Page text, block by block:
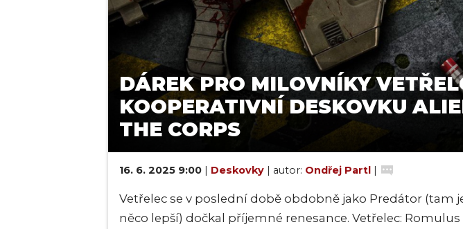
DÁREK PRO MILOVNÍKY
KOOPERATIVNÍ DESKOVKU
THE CORPS
16. 6. 2025 9:00 | Deskovky | autor: Ondřej Partl |
Vetřelec se v poslední době obdobně jako Predátor (tam
něco lepší) dočkal příjemné renesance. Vetřelec: